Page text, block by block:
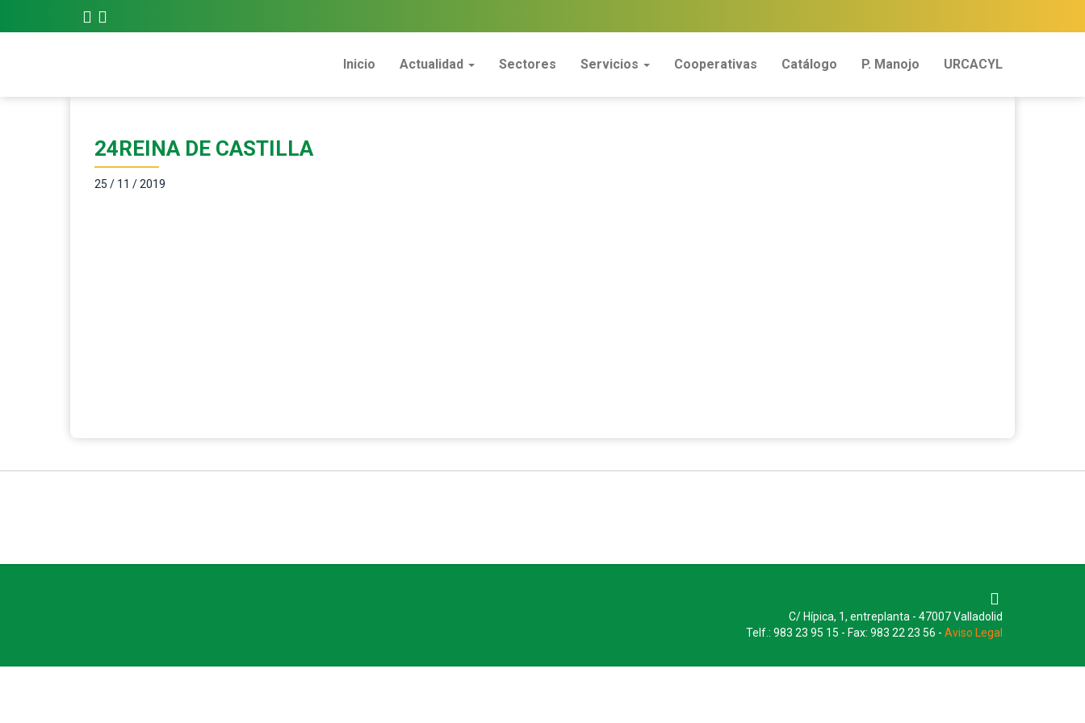
Inicio Actualidad Sectores Servicios Cooperativas Catálogo P. Manojo URCACYL
24REINA DE CASTILLA
25 / 11 / 2019
C/ Hípica, 1, entreplanta - 47007 Valladolid
Telf.: 983 23 95 15 - Fax: 983 22 23 56 - Aviso Legal